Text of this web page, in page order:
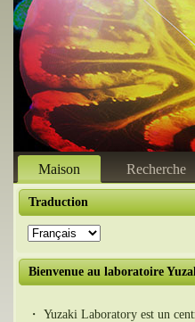
Maison Recherche
Traduction
Bienvenue au laboratoire
・ Yuzaki Laboratory est un